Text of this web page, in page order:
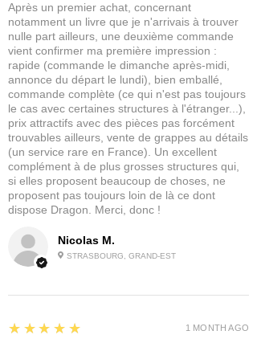
Nicolas M.
STRASBOURG, GRAND-EST
Après un premier achat, concernant
notamment un livre que je n'arrivais à trouver
nulle part ailleurs, une deuxième commande
vient confirmer ma première impression :
rapide (commande le dimanche après-midi,
annonce du départ le lundi), bien emballé,
commande complète (ce qui n'est pas toujours
le cas avec certaines structures à l'étranger...),
prix attractifs avec des pièces pas forcément
trouvables ailleurs, vente de grappes au détails
(un service rare en France). Un excellent
complément à de plus grosses structures qui,
si elles proposent beaucoup de choses, ne
proposent pas toujours loin de là ce dont
dispose Dragon. Merci, donc !
5
★★★★★ 1 MONTH AGO